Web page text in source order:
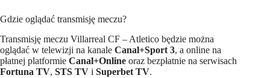
Gdzie oglądać transmisję meczu?
Transmisję meczu Villarreal CF – Atletico będzie można
oglądać w telewizji na kanale Canal+Sport 3, a online na
płatnej platformie Canal+Online oraz bezpłatnie na serwisach
Fortuna TV, STS TV i Superbet TV.